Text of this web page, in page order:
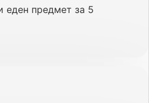
еден предмет за 5